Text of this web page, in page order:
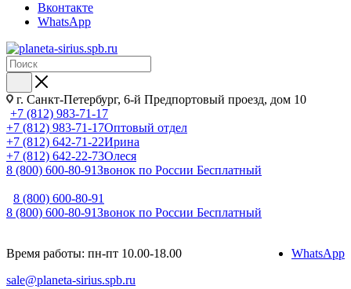
Вконтакте
WhatsApp
г. Санкт-Петербург, 6-й Предпортовый проезд, дом 10
+7 (812) 983-71-17
+7 (812) 983-71-17Оптовый отдел
+7 (812) 642-71-22Ирина
+7 (812) 642-22-73Олеся
8 (800) 600-80-91Звонок по России Бесплатный
8 (800) 600-80-91
8 (800) 600-80-91Звонок по России Бесплатный
Время работы: пн-пт 10.00-18.00
sale@planeta-sirius.spb.ru
WhatsApp